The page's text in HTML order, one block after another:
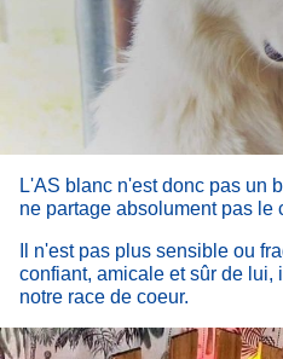
L'AS blanc n'est donc pas un
ne partage absolument pas le
Il n'est pas plus sensible ou
confiant, amicale et sûr de lui,
notre race de coeur.